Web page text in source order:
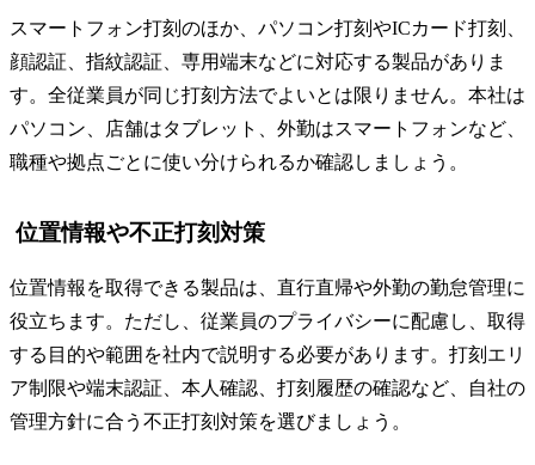
スマートフォン打刻のほか、パソコン打刻やICカード打刻、
顔認証、指紋認証、専用端末などに対応する製品がありま
す。全従業員が同じ打刻方法でよいとは限りません。本社は
パソコン、店舗はタブレット、外勤はスマートフォンなど、
職種や拠点ごとに使い分けられるか確認しましょう。
位置情報や不正打刻対策
位置情報を取得できる製品は、直行直帰や外勤の勤怠管理に
役立ちます。ただし、従業員のプライバシーに配慮し、取得
する目的や範囲を社内で説明する必要があります。打刻エリ
ア制限や端末認証、本人確認、打刻履歴の確認など、自社の
管理方針に合う不正打刻対策を選びましょう。